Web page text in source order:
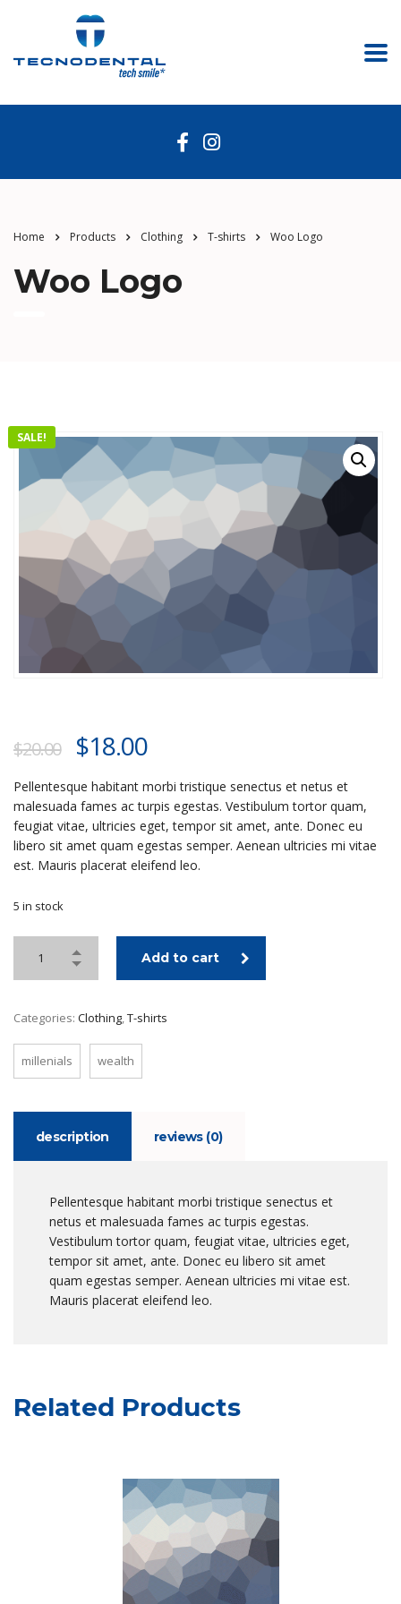
Home Products Clothing T-shirts Woo Logo
Woo Logo
SALE!
$20.00 $18.00
Pellentesque habitant morbi tristique senectus et netus et
malesuada fames ac turpis egestas. Vestibulum tortor quam,
feugiat vitae, ultricies eget, tempor sit amet, ante. Donec eu
libero sit amet quam egestas semper. Aenean ultricies mi vitae
est. Mauris placerat eleifend leo.
5 in stock
Add to cart
Categories: Clothing,T-shirts
millenials wealth
description reviews (0)
Pellentesque habitant morbi tristique senectus et
netus et malesuada fames ac turpis egestas.
Vestibulum tortor quam, feugiat vitae, ultricies eget,
tempor sit amet, ante. Donec eu libero sit amet
quam egestas semper. Aenean ultricies mi vitae est.
Mauris placerat eleifend leo.
Related Products